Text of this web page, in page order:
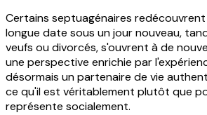
Certains septuagénaires
longue date sous un jour nouveau,
veufs ou divorcés, s'ouvrent à de
une perspective enrichie par
désormais un partenaire de vie
ce qu'il est véritablement plutôt que
représente socialement.